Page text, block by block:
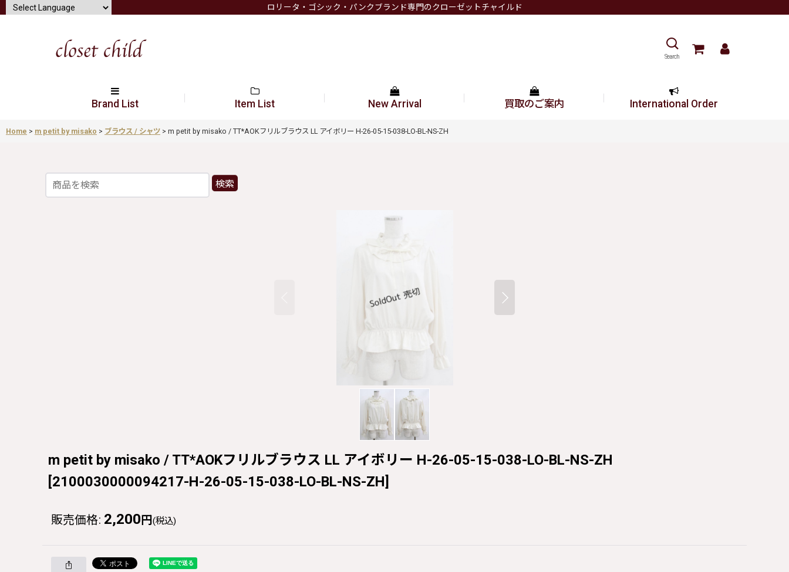
ロリータ・ゴシック・パンクブランド専門のクローゼットチャイルド
Search
Brand List Item List New Arrival 買取のご案内 International Order
Home > m petit by misako > ブラウス / シャツ > m petit by misako / TT*AOKフリルブラウス LL アイボリー H-26-05-15-038-LO-BL-NS-ZH
検索
m petit by misako / TT*AOKフリルブラウス LL アイボリー H-26-05-15-038-LO-BL-NS-ZH
[2100030000094217-H-26-05-15-038-LO-BL-NS-ZH]
販売価格: 2,200 円 (税込)